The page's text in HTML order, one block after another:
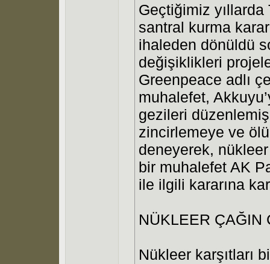
Geçtiğimiz
santral kurma
ihaleden dönüldü
değişiklikleri
Greenpeace adlı
muhalefet,
gezileri
zincirlemeye ve
deneyerek,
bir muhalefet AK
ile ilgili kararına
NÜKLEER ÇAĞIN
Nükleer karşıtları